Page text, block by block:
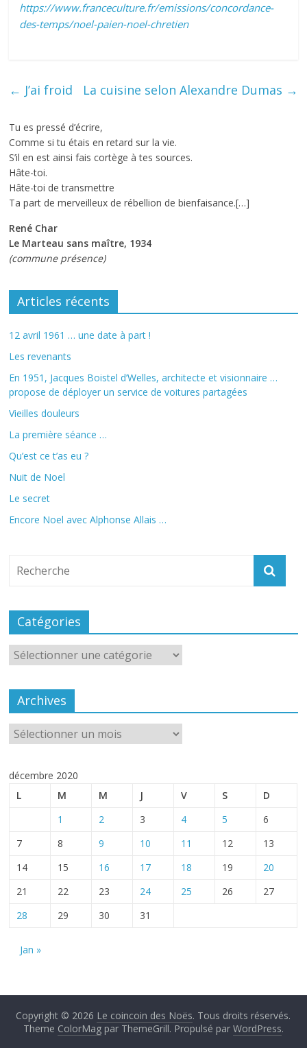
https://www.franceculture.fr/emissions/concordance-
des-temps/noel-paien-noel-chretien
← J’ai froid La cuisine selon Alexandre Dumas →
Tu es pressé d’écrire,
Comme si tu étais en retard sur la vie.
S’il en est ainsi fais cortège à tes sources.
Hâte-toi.
Hâte-toi de transmettre
Ta part de merveilleux de rébellion de bienfaisance.[…]
René Char
Le Marteau sans maître, 1934
(commune présence)
Articles récents
12 avril 1961 … une date à part !
Les revenants
En 1951, Jacques Boistel d’Welles, architecte et visionnaire …
propose de déployer un service de voitures partagées
Vieilles douleurs
La première séance …
Qu’est ce t’as eu ?
Nuit de Noel
Le secret
Encore Noel avec Alphonse Allais …
Catégories
Catégories
Archives
Archives
décembre 2020
L
M M J V S
D
1
2 3 4 5
6
7
8 9 10 11 12
13
14
15 16 17 18 19
20
21
22 23 24 25 26
27
28
29 30 31
Jan »
Copyright © 2026 Le coincoin des Noës. Tous droits réservés.
Theme ColorMagpar ThemeGrill. Propulsé par WordPress.